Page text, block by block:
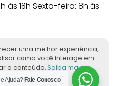
Ajuda? Fale Conosco
às 18h Sexta-feira: 8h às
Lei nº 9.610/98. Reprodução
Todos os direitos
&Woolly
uma melhor experiência,
como você interage em
o conteúdo. Saiba mais